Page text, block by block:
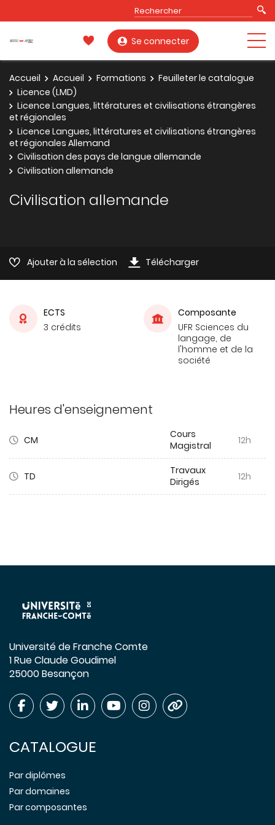
Se connecter
Accueil Accueil Formations
Feuilleter le catalogue
Licence (LMD)
Licence Langues, littératures et civilisations étrangères
et régionales
Licence Langues, littératures et civilisations étrangères
et régionales Allemand
Civilisation des pays de langue allemande
Civilisation allemande
Civilisation allemande
Ajouter à la sélection Télécharger
ECTS
3 crédits
Composante
UFR Sciences du
langage, de
l'homme et de la
société
Heures d'enseignement
CM
Cours
Magistral
12h
TD
Travaux
Dirigés
12h
Université de Franche Comte
1 Rue Claude Goudimel
25000 Besançon
CATALOGUE
Par diplômes
Par domaines
Par composantes